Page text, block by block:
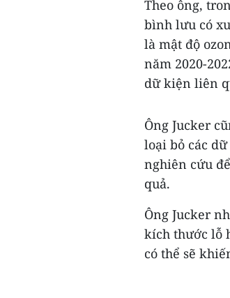
Theo ông,
bình lưu có
là mật độ
năm 2020-
dữ kiện liên
Ông Jucker
loại bỏ các
nghiên cứu
quả.
Ông Jucker
kích thước lỗ
có thể sẽ